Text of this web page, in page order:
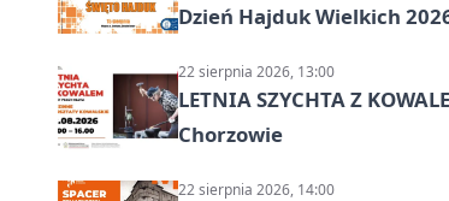
Dzień Hajduk Wielkich
22 sierpnia 2026, 13:00
LETNIA SZYCHTA Z
Chorzowie
22 sierpnia 2026, 14:00